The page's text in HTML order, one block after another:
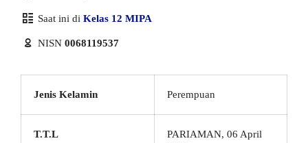
Saat ini di Kelas 12 MIPA
NISN 0068119537
Jenis Kelamin Perempuan
T.T.L
PARIAMAN, 06 April